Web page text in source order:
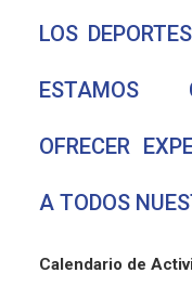
LOS
ESTAMOS
OFRECER
A TODOS
Calendario de